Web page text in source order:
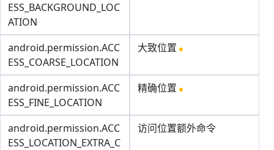
ESS_BACKGROUND_LOC
ATION
android.permission.ACC
ESS_COARSE_LOCATION
大致位置
android.permission.ACC
ESS_FINE_LOCATION
精确位置
android.permission.ACC
ESS_LOCATION_EXTRA_C
访问位置额外命令